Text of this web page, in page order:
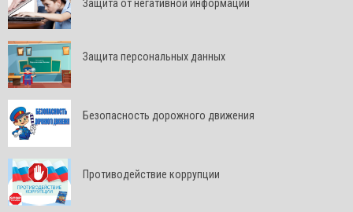
Защита от негативной информации
Защита персональных данных
Безопасность дорожного движения
Противодействие коррупции